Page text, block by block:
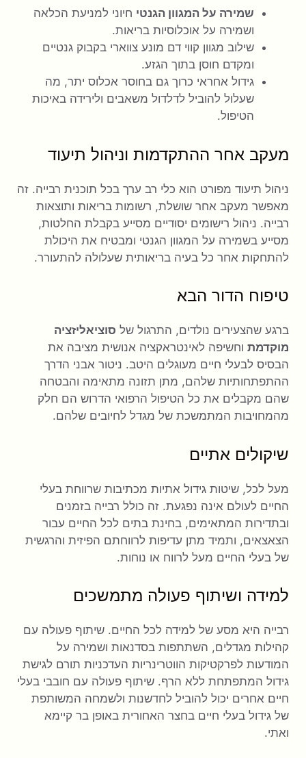
שמירה על המגוון הגנטי חיוני למניעת הכלאה
ושמירה על אוכלוסיות בריאות.
שילוב מגוון קווי דם מונע צווארי בקבוק גנטיים
ומקדם חוסן בתוך הגזע.
גידול אחראי כרוך גם בחוסר אכלוס יתר, מה
שעלול להוביל לדלדול משאבים ולירידה באיכות
הטיפול.
מעקב אחר ההתקדמות וניהול תיעוד
ניהול תיעוד מפורט הוא כלי רב ערך בכל תוכנית רבייה. זה
מאפשר מעקב אחר שושלת, רשומות בריאות ותוצאות
רבייה. ניהול רישומים יסודיים מסייע בקבלת החלטות,
מסייע בשמירה על המגוון הגנטי ומבטיח את היכולת
להתחקות אחר כל בעיה בריאותית שעלולה להתעורר.
טיפוח הדור הבא
ברגע שהצעירים נולדים, התרגול של סוציאליזציה
מוקדמת וחשיפה לאינטראקציה אנושית מציבה את
הבסיס לבעלי חיים מעוגלים היטב. ניטור אבני הדרך
ההתפתחותיות שלהם, מתן תזונה מתאימה והבטחה
שהם מקבלים את כל הטיפול הרפואי הדרוש הם חלק
מהמחויבות המתמשכת של מגדל לחיובים שלהם.
שיקולים אתיים
מעל לכל, שיטות גידול אתיות מכתיבות שרווחת בעלי
החיים לעולם אינה נפגעת. זה כולל רבייה בזמנים
ובתדירות המתאימים, בחינת בתים לכל החיים עבור
הצאצאים, ותמיד מתן עדיפות לרווחתם הפיזית והרגשית
של בעלי החיים מעל לרווח או נוחות.
למידה ושיתוף פעולה מתמשכים
רבייה היא מסע של למידה לכל החיים. שיתוף פעולה עם
קהילות מגדלים, השתתפות בסדנאות ושמירה על
המודעות לפרקטיקות הווטרינריות העדכניות תורם לגישת
גידול המתפתחת ללא הרף. שיתוף פעולה עם חובבי בעלי
חיים אחרים יכול להוביל לחדשנות ולשמחה המשותפת
של גידול בעלי חיים בחצר האחורית באופן בר קיימא
ואתי.